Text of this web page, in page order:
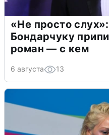
«Не просто
Бондарчуку
роман — с кем
6 августа 13